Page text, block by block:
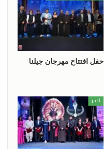
حفل افتتاح مهرجان جيلنا
أخبار